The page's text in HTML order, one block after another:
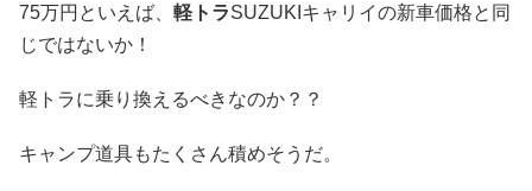
75万円といえば、 軽トラSUZUKIキャリイの新車価格と同
じではないか！
軽トラに乗り換えるべきなのか？？
キャンプ道具もたくさん積めそうだ。